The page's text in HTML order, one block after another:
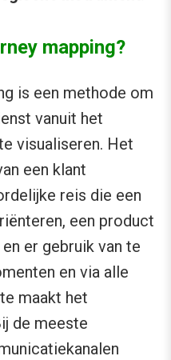
mapping?
is een methode om
vanuit het
visualiseren. Het
een klant
reis die een
een product
er gebruik van te
en via alle
maakt het
de meeste